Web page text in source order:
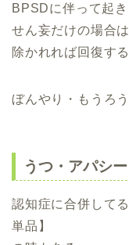
BPSDに伴って起
せん妄だけの場合
除かれれば回復する
ぼんやり・もうろ
うつ・アパシー
認知症に合併して
単品】